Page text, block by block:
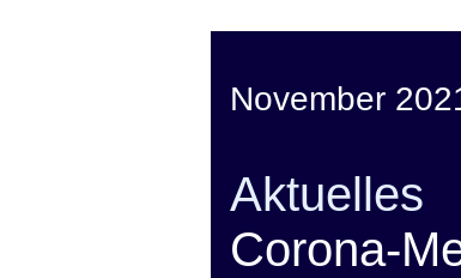
November
Aktuelles
Corona-